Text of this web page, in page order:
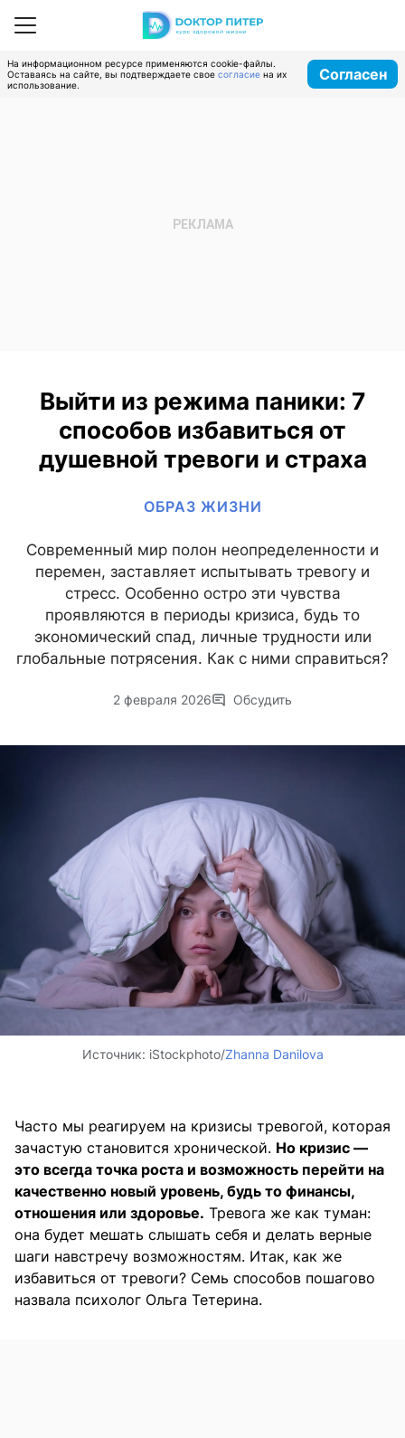
На информационном ресурсе применяются cookie-файлы.
Оставаясь на сайте, вы подтверждаете свое согласие на их
использование.
Согласен
Выйти из режима паники: 7
способов избавиться от
душевной тревоги и страха
ОБРАЗ ЖИЗНИ
Современный мир полон неопределенности и
перемен, заставляет испытывать тревогу и
стресс. Особенно остро эти чувства
проявляются в периоды кризиса, будь то
экономический спад, личные трудности или
глобальные потрясения. Как с ними справиться?
2 февраля 2026 Обсудить
Источник: iStockphoto/Zhanna Danilova
Часто мы реагируем на кризисы тревогой, которая
зачастую становится хронической. Но кризис —
это всегда точка роста и возможность перейти на
качественно новый уровень, будь то финансы,
отношения или здоровье. Тревога же как туман:
она будет мешать слышать себя и делать верные
шаги навстречу возможностям. Итак, как же
избавиться от тревоги? Семь способов пошагово
назвала психолог Ольга Тетерина.